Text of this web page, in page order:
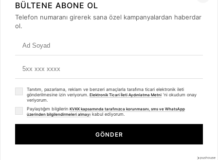
+90 (850) 473 08 08
© 2008 - 2026merterelektronik.com
- Tüm Hakları Saklıdır. Kredi kartı bilgileriniz 256bit SSL sertifikası ile
Whatsapp
BÜLTENE ABONE OL
Telefon numaranı girerek sana özel kampanyalardan haberdar
ol.
Tanıtım, pazarlama, reklam ve benzeri amaçlarla tarafıma ticari elektronik ileti
gönderilmesine izin veriyorum. Elektronik Ticari İleti Aydınlatma Metni 'ni okudum onay
veriyorum.
Paylaştığım bilgilerin KVKK kapsamında tarafınızca korunmasını, sms ve WhatsApp
üzerinden bilgilendirmeleri almayı kabul ediyorum.
GÖNDER